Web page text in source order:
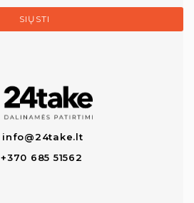
SIŲSTI
info@24take.lt
+370 685 51562